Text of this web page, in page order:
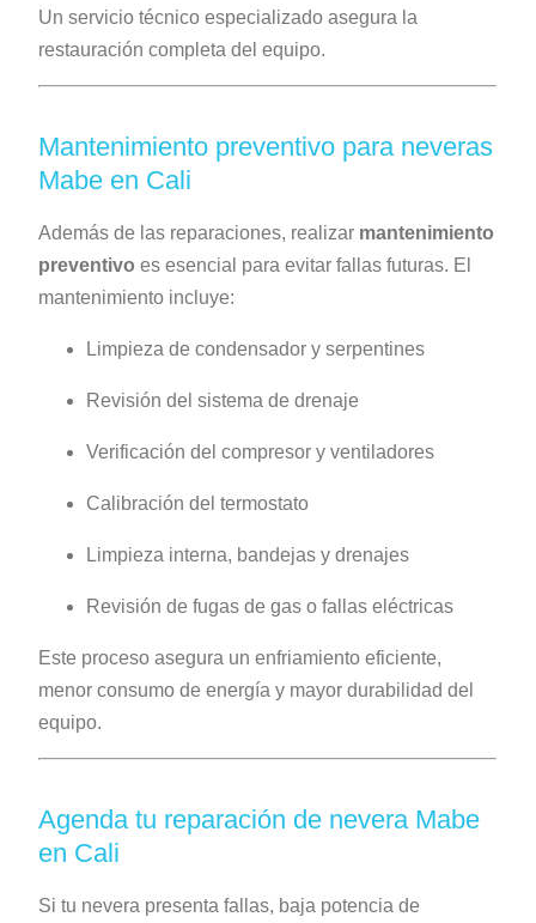
Un servicio técnico especializado asegura la
restauración completa del equipo.
Mantenimiento preventivo para neveras
Mabe en Cali
Además de las reparaciones, realizar mantenimiento
preventivo es esencial para evitar fallas futuras. El
mantenimiento incluye:
Limpieza de condensador y serpentines
Revisión del sistema de drenaje
Verificación del compresor y ventiladores
Calibración del termostato
Limpieza interna, bandejas y drenajes
Revisión de fugas de gas o fallas eléctricas
Este proceso asegura un enfriamiento eficiente,
menor consumo de energía y mayor durabilidad del
equipo.
Agenda tu reparación de nevera Mabe
en Cali
Si tu nevera presenta fallas, baja potencia de